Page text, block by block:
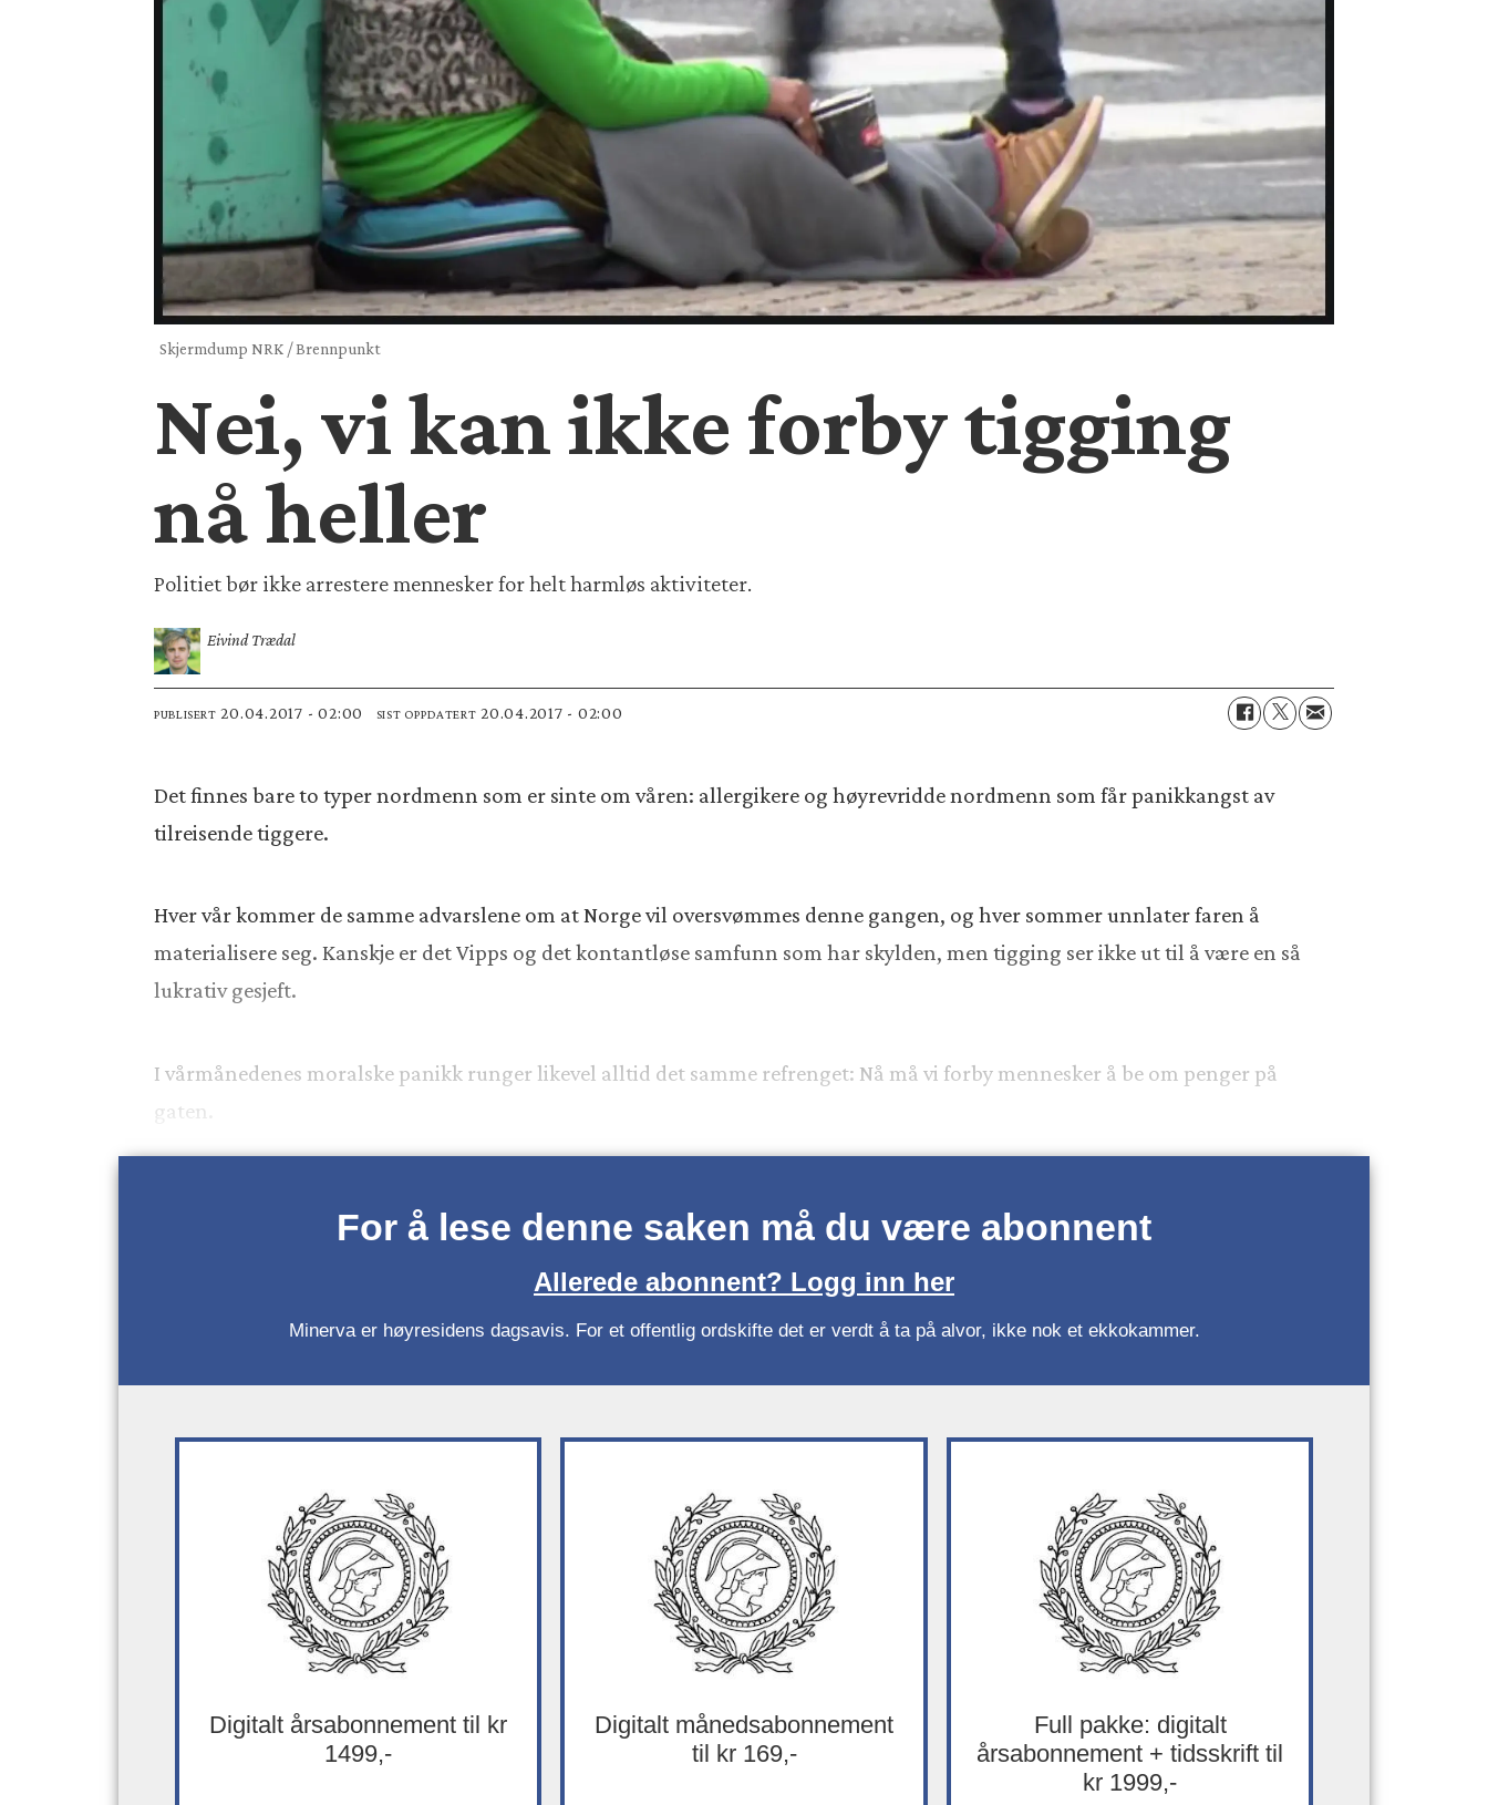
Skjermdump NRK / Brennpunkt
Nei, vi kan ikke forby tigging
nå heller
Politiet bør ikke arrestere mennesker for helt harmløs aktiviteter.
Eivind Trædal
PUBLISERT 20.04.2017 - 02:00 SIST OPPDATERT 20.04.2017 - 02:00
Det finnes bare to typer nordmenn som er sinte om våren: allergikere og høyrevridde nordmenn som får panikkangst av
tilreisende tiggere.
Hver vår kommer de samme advarslene om at Norge vil oversvømmes denne gangen, og hver sommer unnlater faren å
materialisere seg. Kanskje er det Vipps og det kontantløse samfunn som har skylden, men tigging ser ikke ut til å være en så
lukrativ gesjeft.
I vårmånedenes moralske panikk runger likevel alltid det samme refrenget: Nå må vi forby mennesker å be om penger på
gaten.
For å lese denne saken må du være abonnent
Allerede abonnent? Logg inn her
Minerva er høyresidens dagsavis. For et offentlig ordskifte det er verdt å ta på alvor, ikke nok et ekkokammer.
Digitalt årsabonnement til kr
1499,-
Digitalt månedsabonnement
til kr 169,-
Full pakke: digitalt
årsabonnement + tidsskrift til
kr 1999,-